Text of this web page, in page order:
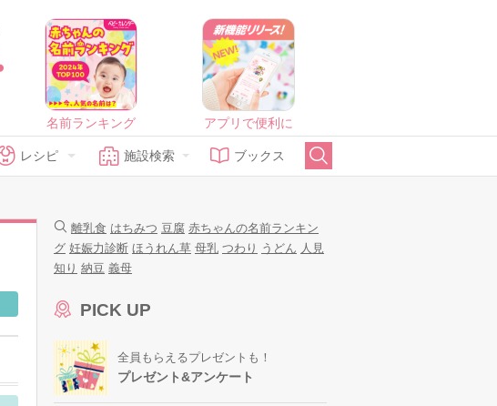
名前ランキング アプリで便利に
レシピ 施設検索 ブックス
離乳食 はちみつ 豆腐 赤ちゃんの名前ランキン
グ 妊娠力診断 ほうれん草 母乳 つわり うどん 人見
知り 納豆 義母
PICK UP
全員もらえるプレゼントも！
プレゼント&アンケート